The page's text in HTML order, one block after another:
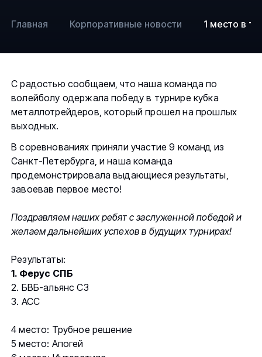
Главная Корпоративные новости 1 место в
С радостью сообщаем, что наша команда по
волейболу одержала победу в турнире кубка
металлотрейдеров, который прошел на прошлых
выходных.
В соревнованиях приняли участие 9 команд из
Санкт-Петербурга, и наша команда
продемонстрировала выдающиеся результаты,
завоевав первое место!
Поздравляем наших ребят с заслуженной победой и
желаем дальнейших успехов в будущих турнирах!
Результаты:
1. Ферус СПБ
2. БВБ-альянс СЗ
3. АСС
4 место: Трубное решение
5 место: Апогей